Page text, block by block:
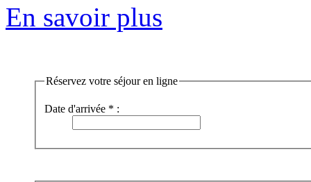
En savoir plus
Réservez votre séjour en ligne
Date d'arrivée * :